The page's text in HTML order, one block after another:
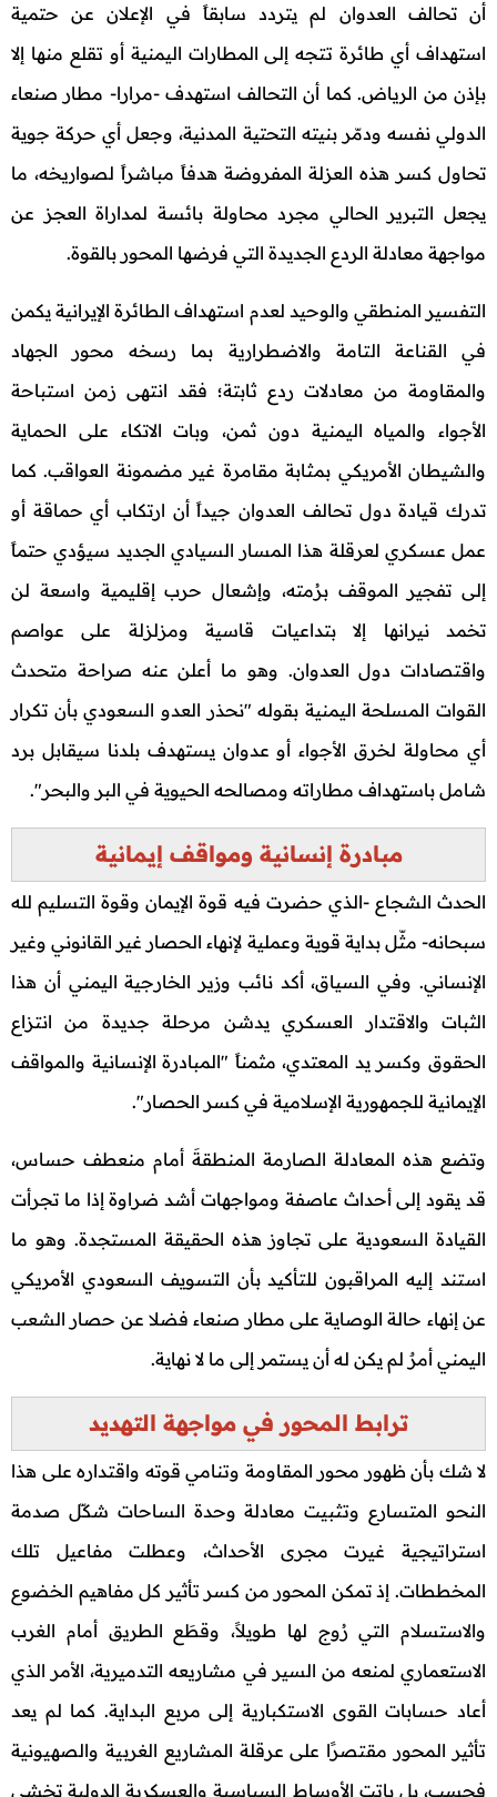
أن تحالف العدوان لم يتردد سابقاً في الإعلان عن حتمية
استهداف أي طائرة تتجه إلى المطارات اليمنية أو تقلع منها إلا
بإذن من الرياض. كما أن التحالف استهدف -مرارا- مطار صنعاء
الدولي نفسه ودمّر بنيته التحتية المدنية، وجعل أي حركة جوية
تحاول كسر هذه العزلة المفروضة هدفاً مباشراً لصواريخه، ما
يجعل التبرير الحالي مجرد محاولة بائسة لمداراة العجز عن
مواجهة معادلة الردع الجديدة التي فرضها المحور بالقوة.
التفسير المنطقي والوحيد لعدم استهداف الطائرة الإيرانية يكمن
في القناعة التامة والاضطرارية بما رسخه محور الجهاد
والمقاومة من معادلات ردع ثابتة؛ فقد انتهى زمن استباحة
الأجواء والمياه اليمنية دون ثمن، وبات الاتكاء على الحماية
والشيطان الأمريكي بمثابة مقامرة غير مضمونة العواقب. كما
تدرك قيادة دول تحالف العدوان جيداً أن ارتكاب أي حماقة أو
عمل عسكري لعرقلة هذا المسار السيادي الجديد سيؤدي حتماً
إلى تفجير الموقف برُمته، وإشعال حرب إقليمية واسعة لن
تخمد نيرانها إلا بتداعيات قاسية ومزلزلة على عواصم
واقتصادات دول العدوان. وهو ما أعلن عنه صراحة متحدث
القوات المسلحة اليمنية بقوله "نحذر العدو السعودي بأن تكرار
أي محاولة لخرق الأجواء أو عدوان يستهدف بلدنا سيقابل برد
شامل باستهداف مطاراته ومصالحه الحيوية في البر والبحر".
مبادرة إنسانية ومواقف إيمانية
الحدث الشجاع -الذي حضرت فيه قوة الإيمان وقوة التسليم لله
سبحانه- مثّل بداية قوية وعملية لإنهاء الحصار غير القانوني وغير
الإنساني. وفي السياق، أكد نائب وزير الخارجية اليمني أن هذا
الثبات والاقتدار العسكري يدشن مرحلة جديدة من انتزاع
الحقوق وكسر يد المعتدي، مثمناً "المبادرة الإنسانية والمواقف
الإيمانية للجمهورية الإسلامية في كسر الحصار".
وتضع هذه المعادلة الصارمة المنطقةَ أمام منعطف حساس،
قد يقود إلى أحداث عاصفة ومواجهات أشد ضراوة إذا ما تجرأت
القيادة السعودية على تجاوز هذه الحقيقة المستجدة. وهو ما
استند إليه المراقبون للتأكيد بأن التسويف السعودي الأمريكي
عن إنهاء حالة الوصاية على مطار صنعاء فضلا عن حصار الشعب
اليمني أمرٌ لم يكن له أن يستمر إلى ما لا نهاية.
ترابط المحور في مواجهة التهديد
لا شك بأن ظهور محور المقاومة وتنامي قوته واقتداره على هذا
النحو المتسارع وتثبيت معادلة وحدة الساحات شكّل صدمة
استراتيجية غيرت مجرى الأحداث، وعطلت مفاعيل تلك
المخططات. إذ تمكن المحور من كسر تأثير كل مفاهيم الخضوع
والاستسلام التي رُوج لها طويلاً، وقطَع الطريق أمام الغرب
الاستعماري لمنعه من السير في مشاريعه التدميرية، الأمر الذي
أعاد حسابات القوى الاستكبارية إلى مربع البداية. كما لم يعد
تأثير المحور مقتصرًا على عرقلة المشاريع الغربية والصهيونية
فحسب، بل باتت الأوساط السياسية والعسكرية الدولية تخشى